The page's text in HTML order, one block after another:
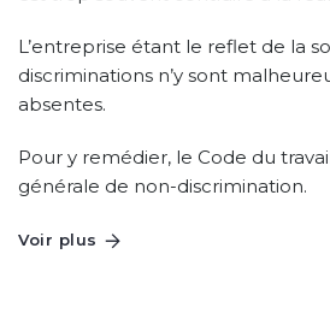
L’entreprise étant le reflet de la
discriminations n’y sont
absentes.
Pour y remédier, le Code du
générale de non-discrimination.
Voir plus